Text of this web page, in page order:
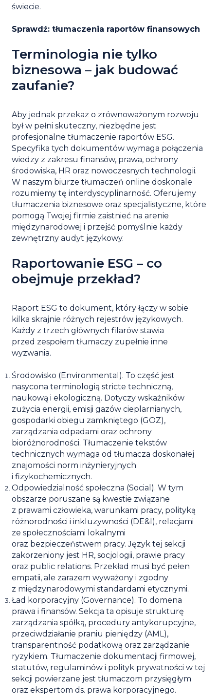
świecie.
Sprawdź: tłumaczenia raportów finansowych
Terminologia nie tylko
biznesowa – jak budować
zaufanie?
Aby jednak przekaz o zrównoważonym rozwoju
był w pełni skuteczny, niezbędne jest
profesjonalne tłumaczenie raportów ESG.
Specyfika tych dokumentów wymaga połączenia
wiedzy z zakresu finansów, prawa, ochrony
środowiska, HR oraz nowoczesnych technologii.
W naszym biurze tłumaczeń online doskonale
rozumiemy tę interdyscyplinarność. Oferujemy
tłumaczenia biznesowe oraz specjalistyczne, które
pomogą Twojej firmie zaistnieć na arenie
międzynarodowej i przejść pomyślnie każdy
zewnętrzny audyt językowy.
Raportowanie ESG – co
obejmuje przekład?
Raport ESG to dokument, który łączy w sobie
kilka skrajnie różnych rejestrów językowych.
Każdy z trzech głównych filarów stawia
przed zespołem tłumaczy zupełnie inne
wyzwania.
Środowisko (Environmental). To część jest
nasycona terminologią stricte techniczną,
naukową i ekologiczną. Dotyczy wskaźników
zużycia energii, emisji gazów cieplarnianych,
gospodarki obiegu zamkniętego (GOZ),
zarządzania odpadami oraz ochrony
bioróżnorodności. Tłumaczenie tekstów
technicznych wymaga od tłumacza doskonałej
znajomości norm inżynieryjnych
i fizykochemicznych.
Odpowiedzialność społeczna (Social). W tym
obszarze poruszane są kwestie związane
z prawami człowieka, warunkami pracy, polityką
różnorodności i inkluzywności (DE&I), relacjami
ze społecznościami lokalnymi
oraz bezpieczeństwem pracy. Język tej sekcji
zakorzeniony jest HR, socjologii, prawie pracy
oraz public relations. Przekład musi być pełen
empatii, ale zarazem wyważony i zgodny
z międzynarodowymi standardami etycznymi.
Ład korporacyjny (Governance). To domena
prawa i finansów. Sekcja ta opisuje strukturę
zarządzania spółką, procedury antykorupcyjne,
przeciwdziałanie praniu pieniędzy (AML),
transparentność podatkową oraz zarządzanie
ryzykiem. Tłumaczenie dokumentacji firmowej,
statutów, regulaminów i polityk prywatności w tej
sekcji powierzane jest tłumaczom przysięgłym
oraz ekspertom ds. prawa korporacyjnego.